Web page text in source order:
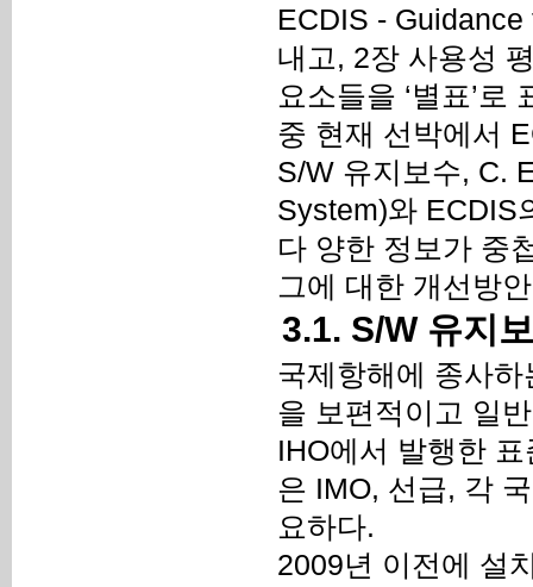
ECDIS -
내고, 2장 사용성
요소들을 ‘별표’로
중 현재 선박에서
S/W 유지보수, C.
System)와 ECDIS
다 양한 정보가 중
그에 대한 개선방
3.1. S/W 유지
국제항해에 종사
을 보편적이고 일
IHO에서 발행한
은 IMO, 선급, 각
요하다.
2009년 이전에 설